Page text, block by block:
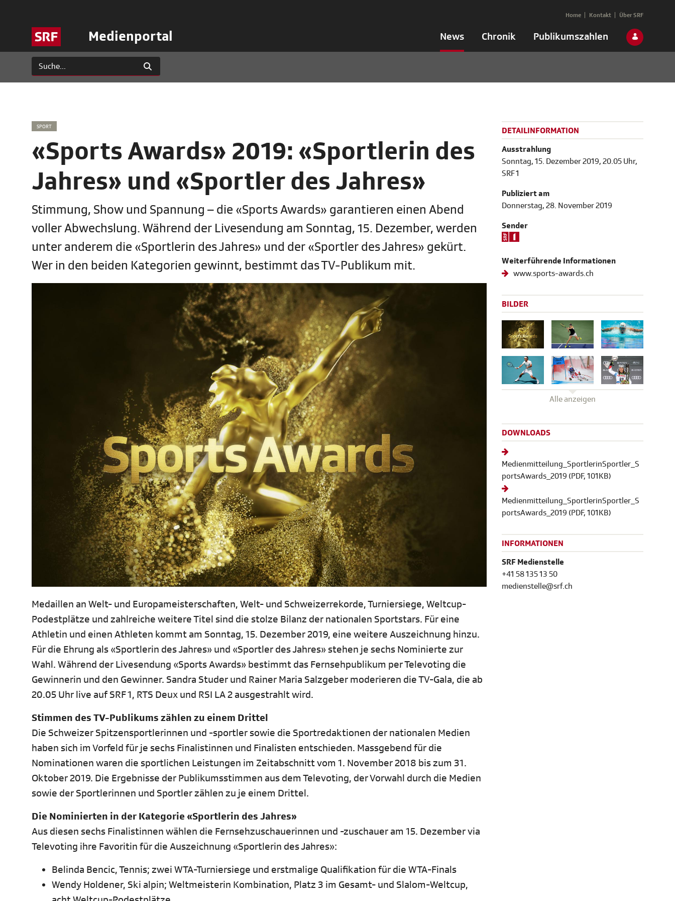
Medienportal News Chronik Publikumszahlen
Home Kontakt Über SRF
SPORT
«Sports Awards» 2019: «Sportlerin des
Jahres» und «Sportler des Jahres»
Stimmung, Show und Spannung – die «Sports Awards» garantieren einen Abend
voller Abwechslung. Während der Livesendung am Sonntag, 15. Dezember, werden
unter anderem die «Sportlerin des Jahres» und der «Sportler des Jahres» gekürt.
Wer in den beiden Kategorien gewinnt, bestimmt das TV-Publikum mit.
Medaillen an Welt- und Europameisterschaften, Welt- und Schweizerrekorde, Turniersiege, Weltcup-
Podestplätze und zahlreiche weitere Titel sind die stolze Bilanz der nationalen Sportstars. Für eine
Athletin und einen Athleten kommt am Sonntag, 15. Dezember 2019, eine weitere Auszeichnung hinzu.
Für die Ehrung als «Sportlerin des Jahres» und «Sportler des Jahres» stehen je sechs Nominierte zur
Wahl. Während der Livesendung «Sports Awards» bestimmt das Fernsehpublikum per Televoting die
Gewinnerin und den Gewinner. Sandra Studer und Rainer Maria Salzgeber moderieren die TV-Gala, die ab
20.05 Uhr live auf SRF 1, RTS Deux und RSI LA 2 ausgestrahlt wird.
Stimmen des TV-Publikums zählen zu einem Drittel
Die Schweizer Spitzensportlerinnen und -sportler sowie die Sportredaktionen der nationalen Medien
haben sich im Vorfeld für je sechs Finalistinnen und Finalisten entschieden. Massgebend für die
Nominationen waren die sportlichen Leistungen im Zeitabschnitt vom 1. November 2018 bis zum 31.
Oktober 2019. Die Ergebnisse der Publikumsstimmen aus dem Televoting, der Vorwahl durch die Medien
sowie der Sportlerinnen und Sportler zählen zu je einem Drittel.
Die Nominierten in der Kategorie «Sportlerin des Jahres»
Aus diesen sechs Finalistinnen wählen die Fernsehzuschauerinnen und -zuschauer am 15. Dezember via
Televoting ihre Favoritin für die Auszeichnung «Sportlerin des Jahres»:
Belinda Bencic, Tennis; zwei WTA-Turniersiege und erstmalige Qualifikation für die WTA-Finals
Wendy Holdener, Ski alpin; Weltmeisterin Kombination, Platz 3 im Gesamt- und Slalom-Weltcup,
DETAILINFORMATION
Ausstrahlung
Sonntag, 15. Dezember 2019, 20.05 Uhr,
SRF 1
Publiziert am
Donnerstag, 28. November 2019
Sender
Weiterführende Informationen
www.sports-awards.ch
BILDER
Alle anzeigen
DOWNLOADS
Medienmitteilung_SportlerinSportler_S
portsAwards_2019 (PDF, 101KB)
Medienmitteilung_SportlerinSportler_S
portsAwards_2019 (PDF, 101KB)
INFORMATIONEN
SRF Medienstelle
+41 58 135 13 50
medienstelle@srf.ch